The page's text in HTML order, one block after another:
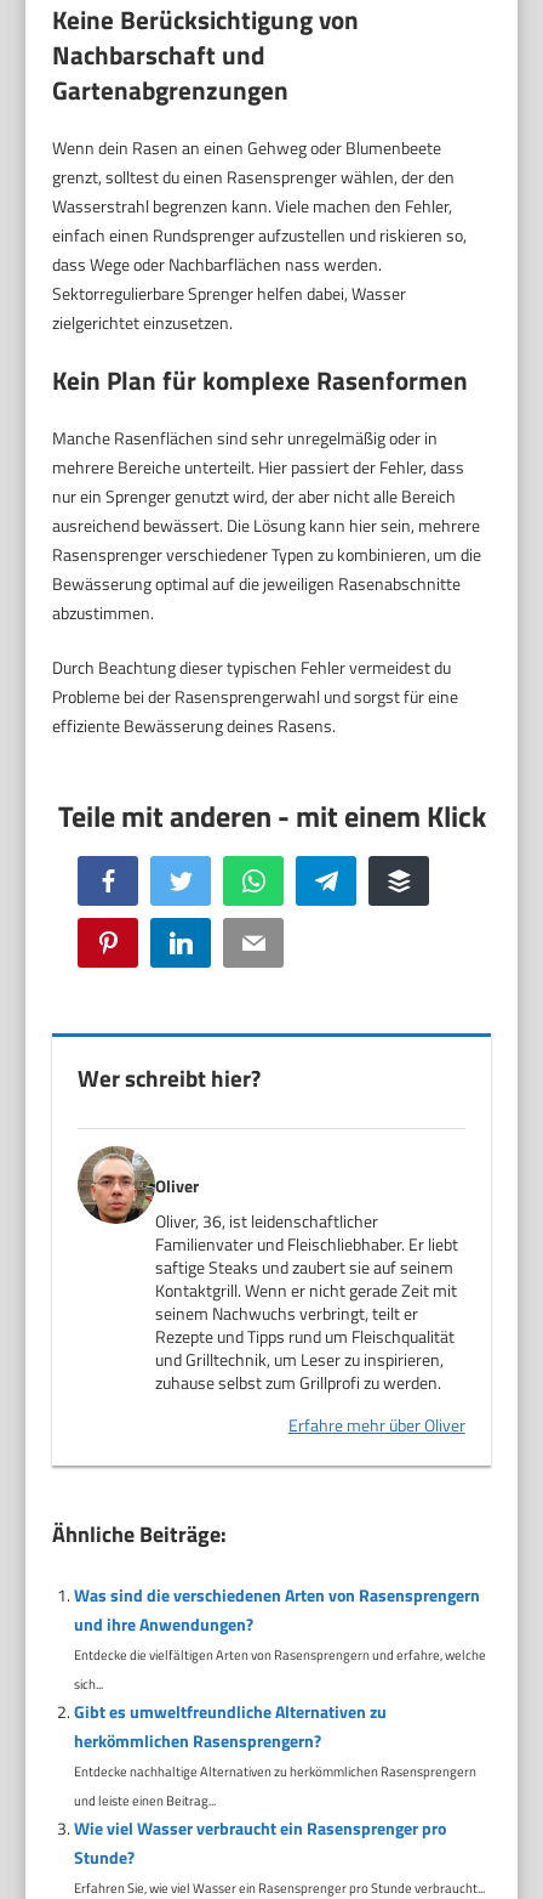
Keine Berücksichtigung von
Nachbarschaft und
Gartenabgrenzungen
Wenn dein Rasen an einen Gehweg oder Blumenbeete
grenzt, solltest du einen Rasensprenger wählen, der den
Wasserstrahl begrenzen kann. Viele machen den Fehler,
einfach einen Rundsprenger aufzustellen und riskieren so,
dass Wege oder Nachbarflächen nass werden.
Sektorregulierbare Sprenger helfen dabei, Wasser
zielgerichtet einzusetzen.
Kein Plan für komplexe Rasenformen
Manche Rasenflächen sind sehr unregelmäßig oder in
mehrere Bereiche unterteilt. Hier passiert der Fehler, dass
nur ein Sprenger genutzt wird, der aber nicht alle Bereich
ausreichend bewässert. Die Lösung kann hier sein, mehrere
Rasensprenger verschiedener Typen zu kombinieren, um die
Bewässerung optimal auf die jeweiligen Rasenabschnitte
abzustimmen.
Durch Beachtung dieser typischen Fehler vermeidest du
Probleme bei der Rasensprengerwahl und sorgst für eine
effiziente Bewässerung deines Rasens.
Facebook Twitter WhatsApp Telegram Buffer
Pinterest LinkedIn Email
Wer schreibt hier?
Oliver
Oliver, 36, ist leidenschaftlicher
Familienvater und Fleischliebhaber. Er liebt
saftige Steaks und zaubert sie auf seinem
Kontaktgrill. Wenn er nicht gerade Zeit mit
seinem Nachwuchs verbringt, teilt er
Rezepte und Tipps rund um Fleischqualität
und Grilltechnik, um Leser zu inspirieren,
zuhause selbst zum Grillprofi zu werden.
Erfahre mehr über Oliver
Ähnliche Beiträge:
Was sind die verschiedenen Arten von Rasensprengern
und ihre Anwendungen?
Entdecke die vielfältigen Arten von Rasensprengern und erfahre, welche
sich...
Gibt es umweltfreundliche Alternativen zu
herkömmlichen Rasensprengern?
Entdecke nachhaltige Alternativen zu herkömmlichen Rasensprengern
und leiste einen Beitrag...
Wie viel Wasser verbraucht ein Rasensprenger pro
Stunde?
Erfahren Sie, wie viel Wasser ein Rasensprenger pro Stunde verbraucht...